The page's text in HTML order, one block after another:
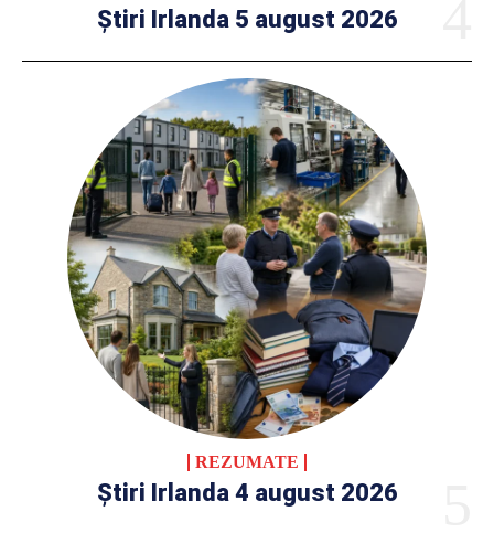
Știri Irlanda 5 august 2026
REZUMATE
Știri Irlanda 4 august 2026